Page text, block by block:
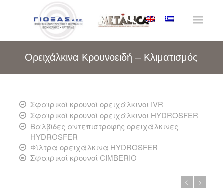
Ορειχάλκινα Κρουνοειδή – Κλιματισμός
Σφαιρικοί κρουνοί ορειχάλκινοι IVR
Σφαιρικοί κρουνοί ορειχάλκινοι HYDROSFER
Βαλβίδες αντεπιστροφής ορειχάλκινες
HYDROSFER
Φίλτρα ορειχάλκινα HYDROSFER
Σφαιρικοί κρουνοί CIMBERIO